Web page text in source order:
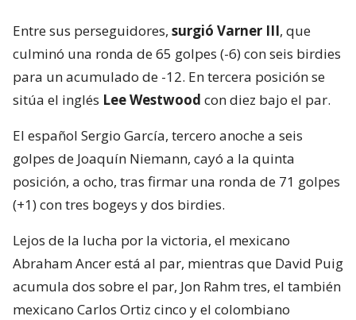
Entre sus perseguidores, surgió Varner III, que
culminó una ronda de 65 golpes (-6) con seis birdies
para un acumulado de -12. En tercera posición se
sitúa el inglés Lee Westwood con diez bajo el par.
El español Sergio García, tercero anoche a seis
golpes de Joaquín Niemann, cayó a la quinta
posición, a ocho, tras firmar una ronda de 71 golpes
(+1) con tres bogeys y dos birdies.
Lejos de la lucha por la victoria, el mexicano
Abraham Ancer está al par, mientras que David Puig
acumula dos sobre el par, Jon Rahm tres, el también
mexicano Carlos Ortiz cinco y el colombiano